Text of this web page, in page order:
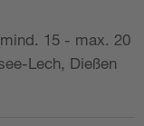
15 - max. 20
Lech, Dießen